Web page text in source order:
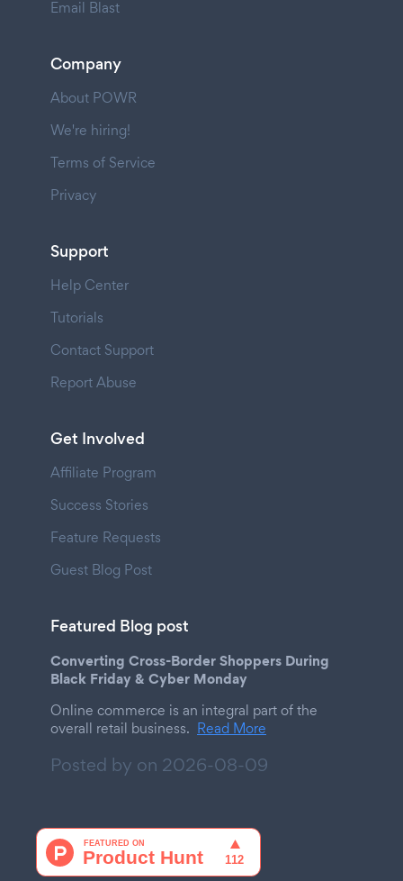
Email Blast
Company
About POWR
We're hiring!
Terms of Service
Privacy
Support
Help Center
Tutorials
Contact Support
Report Abuse
Get Involved
Affiliate Program
Success Stories
Feature Requests
Guest Blog Post
Featured Blog post
Converting Cross-Border Shoppers During
Black Friday & Cyber Monday
Online commerce is an integral part of the
overall retail business. Read More
Posted by on 2026-08-09